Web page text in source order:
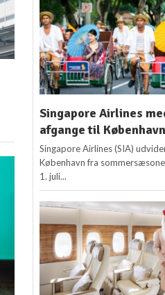
Singapore Airlines
afgange til København
Singapore Airlines (SIA)
København fra
1. juli...